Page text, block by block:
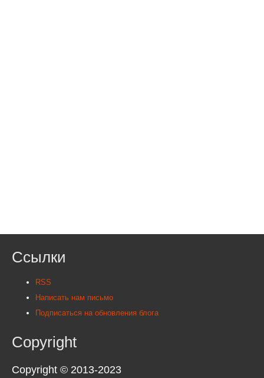
Ссылки
RSS
Написать нам письмо
Подписаться на обновления блога
Copyright
Copyright © 2013-2023